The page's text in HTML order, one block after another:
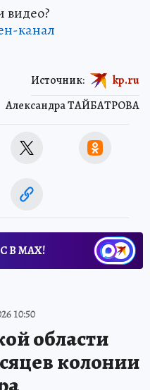
видео?
канал
Александра ТАЙБАТРОВА
Источник: kp.ru
В МАХ!
10:50
области
колонии